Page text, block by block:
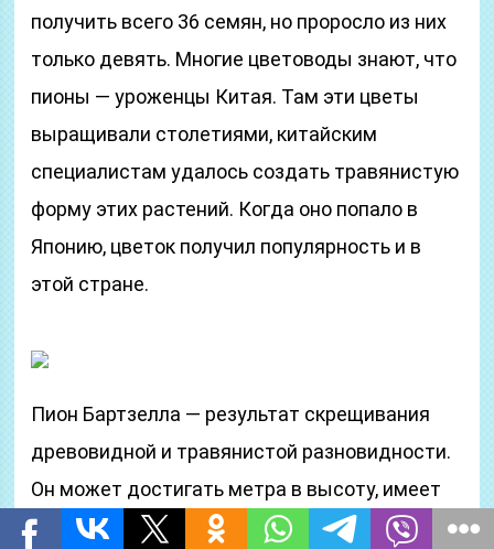
получить всего 36 семян, но проросло из них
только девять. Многие цветоводы знают, что
пионы — уроженцы Китая. Там эти цветы
выращивали столетиями, китайским
специалистам удалось создать травянистую
форму этих растений. Когда оно попало в
Японию, цветок получил популярность и в
этой стране.
Пион Бартзелла — результат скрещивания
древовидной и травянистой разновидности.
Он может достигать метра в высоту, имеет
характерную форму цветка желтого цвета.